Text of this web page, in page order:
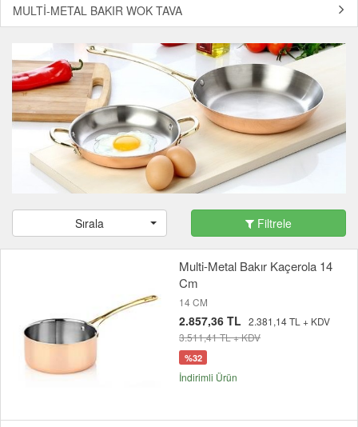
MULTİ-METAL BAKIR WOK TAVA
Sırala Filtrele
Multi-Metal Bakır Kaçerola 14
Cm
14 CM
2.857,36 TL 2.381,14 TL + KDV
3.511,41 TL + KDV
%32
İndirimli Ürün